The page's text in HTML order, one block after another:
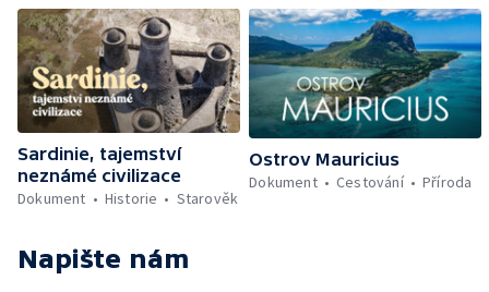
Sardinie, tajemství
neznámé civilizace
Dokument
Historie Starověk
Ostrov Mauricius
Dokument
Cestování Příroda
Napište nám